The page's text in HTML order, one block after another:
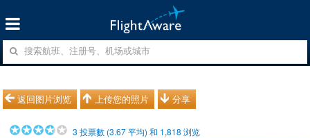
返回图片浏览 上传您的照片 分享
3 投票數 (3.67平均) 和 1,818 浏览